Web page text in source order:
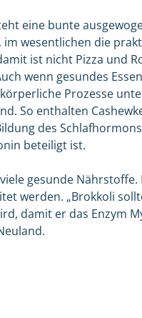
eine bunte
im wesentlichen die
ist nicht Pizza und
wenn gesundes
Prozesse
So enthalten
des
beteiligt ist.
gesunde
werden. „Brokkoli
damit er das Enzym